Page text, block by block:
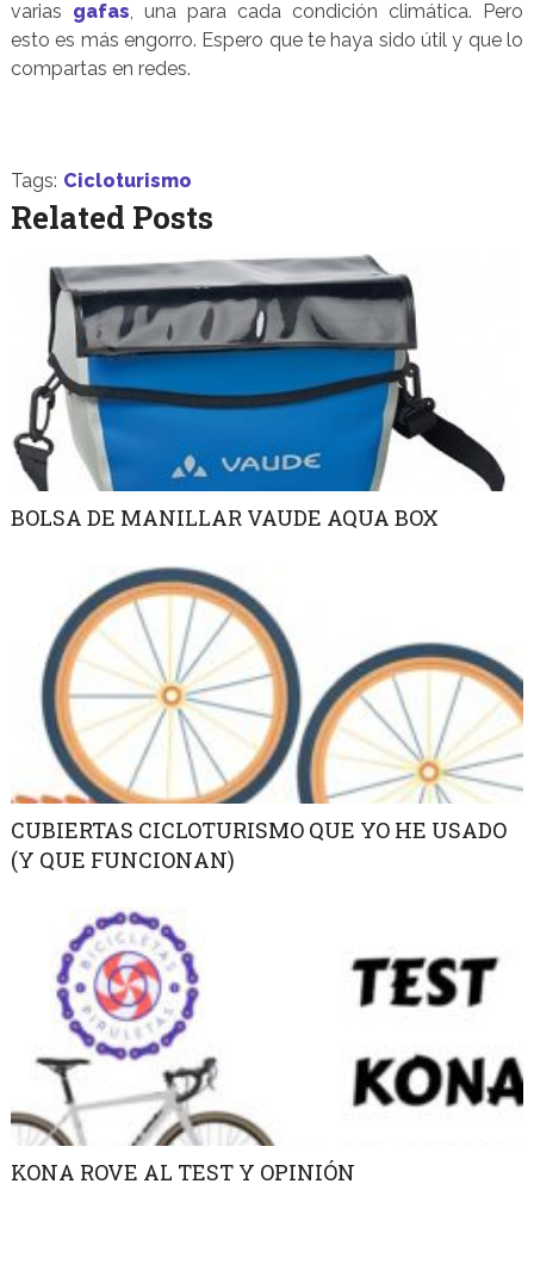
varias gafas , una para cada condición climática. Pero
esto es más engorro. Espero que te haya sido útil y que lo
compartas en redes.
Tags: Cicloturismo
Related Posts
BOLSA DE MANILLAR VAUDE AQUA BOX
CUBIERTAS CICLOTURISMO QUE YO HE USADO
(Y QUE FUNCIONAN)
KONA ROVE AL TEST Y OPINIÓN